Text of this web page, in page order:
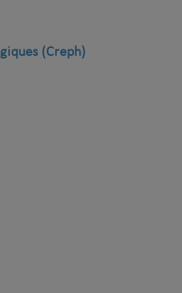
(Creph)